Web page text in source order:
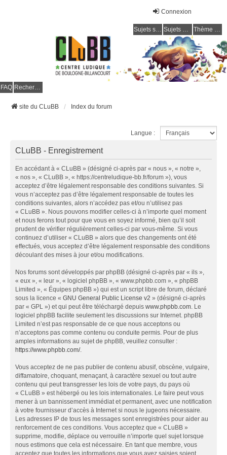
Connexion
Sujets sans réponse Sujets actifs Thème clair / foncé
FAQ Rechercher
site du CLuBB Index du forum
Langue :
CLuBB - Enregistrement
En accédant à « CLuBB » (désigné ci-après par « nous », « notre »,
« nos », « CLuBB », « https://centreludique-bb.fr/forum »), vous
acceptez d’être légalement responsable des conditions suivantes. Si
vous n’acceptez pas d’être légalement responsable de toutes les
conditions suivantes, alors n’accédez pas et/ou n’utilisez pas
« CLuBB ». Nous pouvons modifier celles-ci à n’importe quel moment
et nous ferons tout pour que vous en soyez informé, bien qu’il soit
prudent de vérifier régulièrement celles-ci par vous-même. Si vous
continuez d’utiliser « CLuBB » alors que des changements ont été
effectués, vous acceptez d’être légalement responsable des conditions
découlant des mises à jour et/ou modifications.
Nos forums sont développés par phpBB (désigné ci-après par « ils »,
« eux », « leur », « logiciel phpBB », « www.phpbb.com », « phpBB
Limited », « Équipes phpBB ») qui est un script libre de forum, déclaré
sous la licence « GNU General Public License v2 » (désigné ci-après
par « GPL ») et qui peut être téléchargé depuis www.phpbb.com. Le
logiciel phpBB facilite seulement les discussions sur Internet. phpBB
Limited n’est pas responsable de ce que nous acceptons ou
n’acceptons pas comme contenu ou conduite permis. Pour de plus
amples informations au sujet de phpBB, veuillez consulter :
https://www.phpbb.com/.
Vous acceptez de ne pas publier de contenu abusif, obscène, vulgaire,
diffamatoire, choquant, menaçant, à caractère sexuel ou tout autre
contenu qui peut transgresser les lois de votre pays, du pays où
« CLuBB » est hébergé ou les lois internationales. Le faire peut vous
mener à un bannissement immédiat et permanent, avec une notification
à votre fournisseur d’accès à Internet si nous le jugeons nécessaire.
Les adresses IP de tous les messages sont enregistrées pour aider au
renforcement de ces conditions. Vous acceptez que « CLuBB »
supprime, modifie, déplace ou verrouille n’importe quel sujet lorsque
nous estimons que cela est nécessaire. En tant que membre, vous
acceptez que toutes les informations que vous avez saisies soient